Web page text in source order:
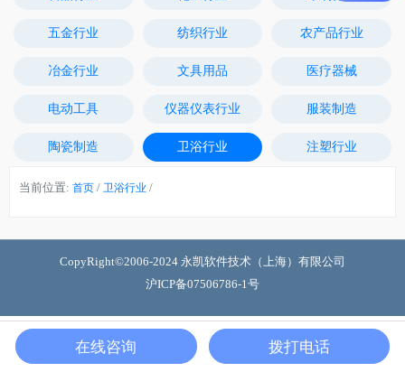
五金行业 纺织行业 农产品行业
冶金行业 文具用品 医疗器械
电动工具 仪器仪表行业 服装制造
陶瓷制造 卫浴行业 注塑行业
当前位置: 首页 / 卫浴行业 /
CopyRight©2006-2024 永凯软件技术（上海）有限公司
沪ICP备07506786-1号
在线咨询 拨打电话